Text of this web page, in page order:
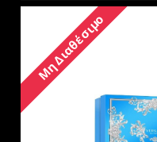
Μη Διαθέσιμο